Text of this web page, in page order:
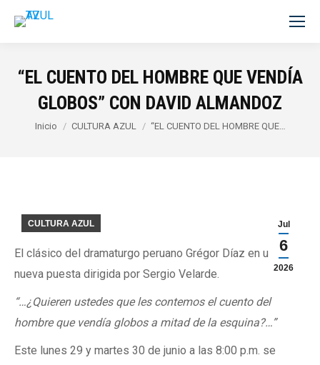
“EL CUENTO DEL HOMBRE QUE VENDÍA
GLOBOS” CON DAVID ALMANDOZ
Estás aquí:
Inicio CULTURA AZUL “EL CUENTO DEL HOMBRE QUE…
Jul
6
2026
CULTURA AZUL
El clásico del dramaturgo peruano Grégor Díaz en una
nueva puesta dirigida por Sergio Velarde.
“…¿Quieren ustedes que les contemos el cuento del
hombre que vendía globos a mitad de la esquina?…”
Este lunes 29 y martes 30 de junio a las 8:00 p.m. se